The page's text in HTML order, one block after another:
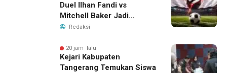
Duel Ilhan Fandi vs
Mitchell Baker Jadi
Sorotan di Piala AFF 2026
Redaksi
20 jam lalu
Kejari Kabupaten
Tangerang Temukan Siswa